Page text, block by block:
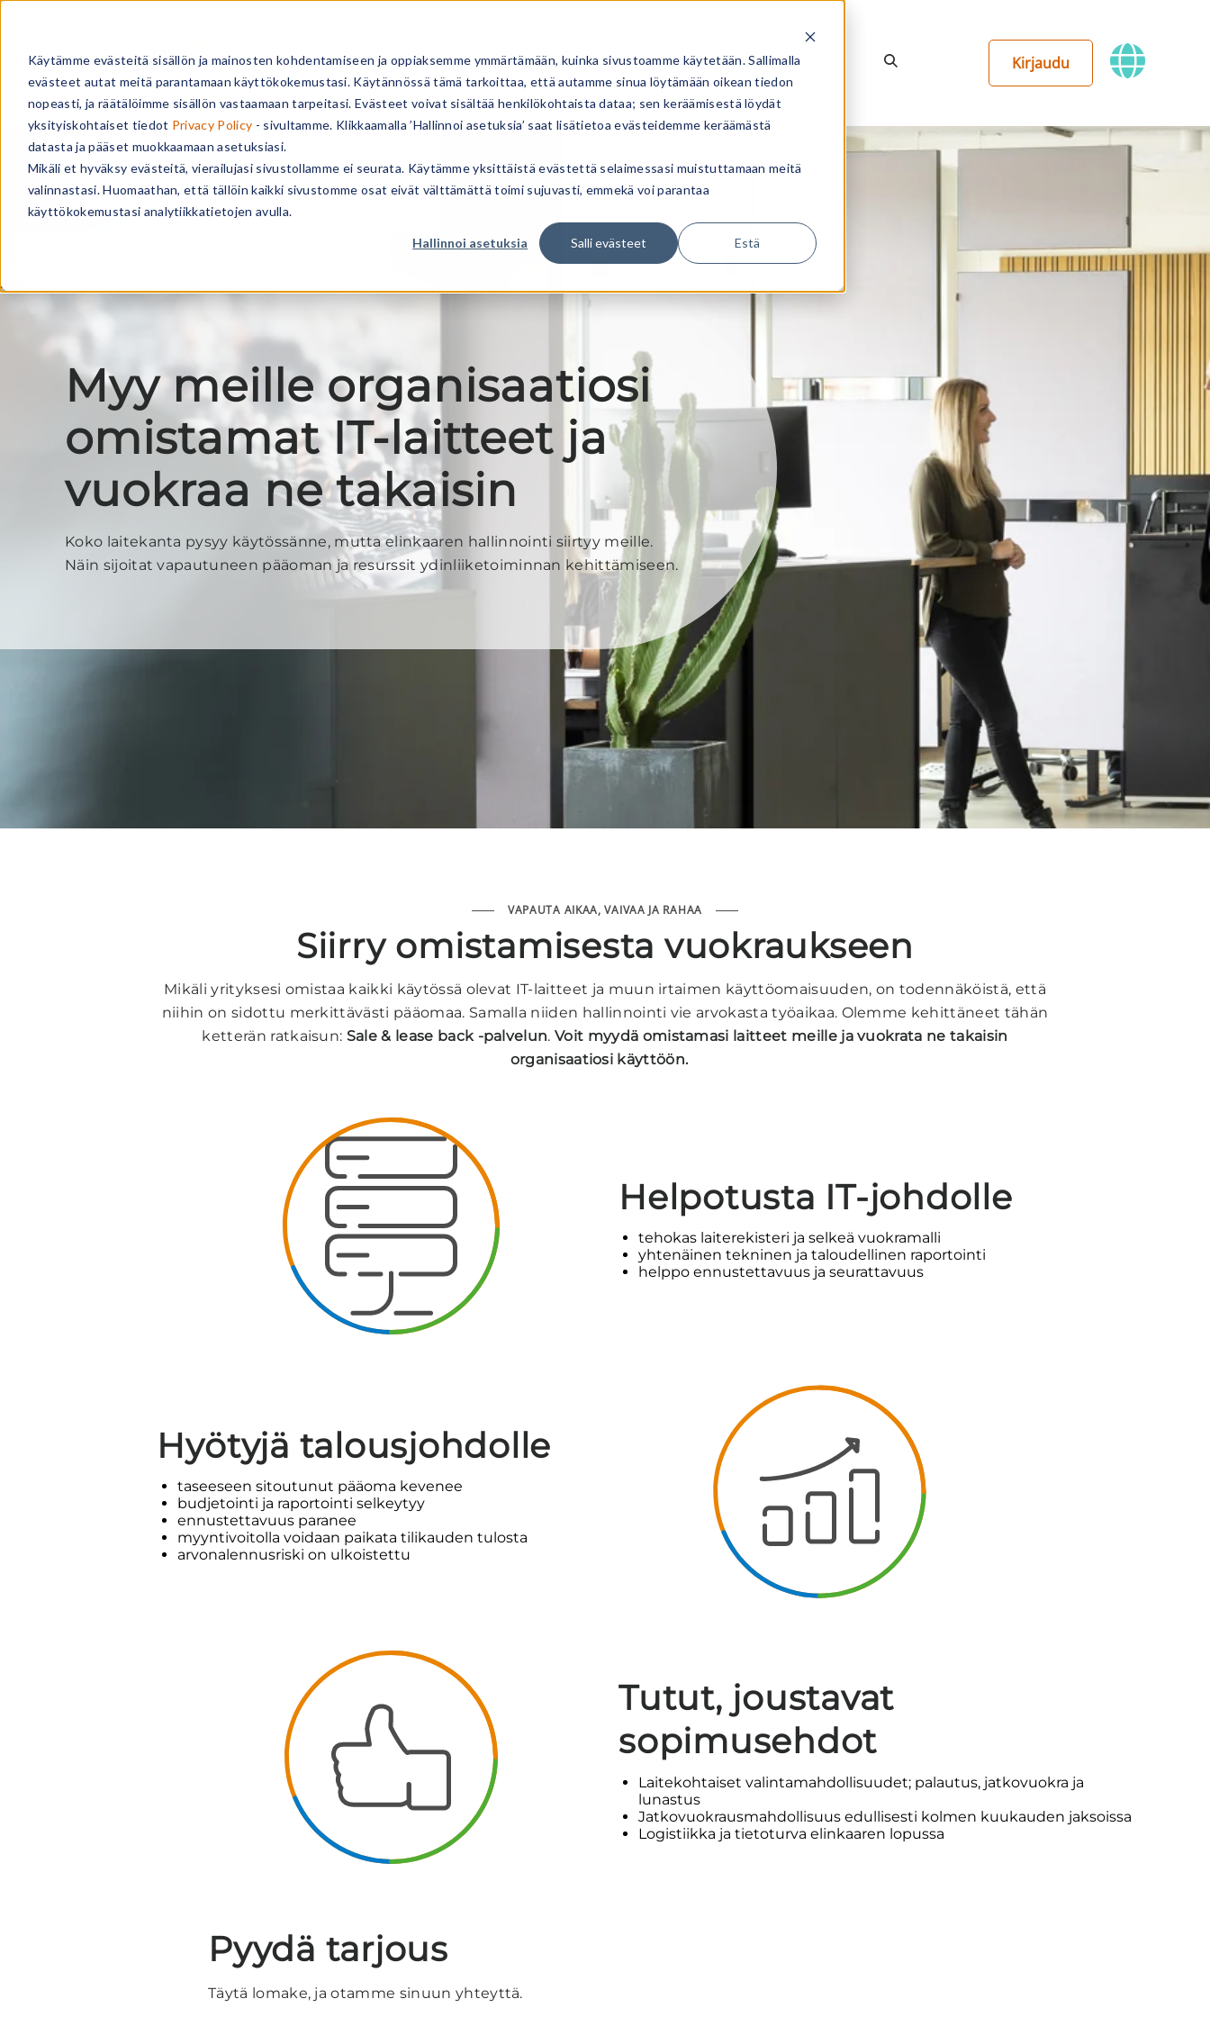
Käytämme evästeitä sisällön ja mainosten kohdentamiseen ja oppiaksemme ymmärtämään, kuinka sivustoamme käytetään. Sallimalla
evästeet autat meitä parantamaan käyttökokemustasi. Käytännössä tämä tarkoittaa, että autamme sinua löytämään oikean tiedon
nopeasti, ja räätälöimme sisällön vastaamaan tarpeitasi. Evästeet voivat sisältää henkilökohtaista dataa; sen keräämisestä löydät
yksityiskohtaiset tiedot Privacy Policy - sivultamme. Klikkaamalla ’Hallinnoi asetuksia’ saat lisätietoa evästeidemme keräämästä
datasta ja pääset muokkaamaan asetuksiasi.
Mikäli et hyväksy evästeitä, vierailujasi sivustollamme ei seurata. Käytämme yksittäistä evästettä selaimessasi muistuttamaan meitä
valinnastasi. Huomaathan, että tällöin kaikki sivustomme osat eivät välttämättä toimi sujuvasti, emmekä voi parantaa
käyttökokemustasi analytiikkatietojen avulla.
Hallinnoi asetuksia Salli evästeet Estä
RATKAISUT IDEAT MEISTÄ URA KANAVAKUMPPANIT YHTEYSTIEDOT Kirjaudu
Myy meille organisaatiosi
omistamat IT-laitteet ja
vuokraa ne takaisin
Koko laitekanta pysyy käytössänne, mutta elinkaaren hallinnointi siirtyy meille.
Näin sijoitat vapautuneen pääoman ja resurssit ydinliiketoiminnan kehittämiseen.
VAPAUTA AIKAA, VAIVAA JA RAHAA
Siirry omistamisesta vuokraukseen
Mikäli yrityksesi omistaa kaikki käytössä olevat IT-laitteet ja muun irtaimen käyttöomaisuuden, on todennäköistä, että
niihin on sidottu merkittävästi pääomaa. Samalla niiden hallinnointi vie arvokasta työaikaa. Olemme kehittäneet tähän
ketterän ratkaisun: Sale & lease back -palvelun.Voit myydä omistamasi laitteet meille ja vuokrata ne takaisin
organisaatiosi käyttöön.
Helpotusta IT-johdolle
tehokas laiterekisteri ja selkeä vuokramalli
yhtenäinen tekninen ja taloudellinen raportointi
helppo ennustettavuus ja seurattavuus
Hyötyjä talousjohdolle
taseeseen sitoutunut pääoma kevenee
budjetointi ja raportointi selkeytyy
ennustettavuus paranee
myyntivoitolla voidaan paikata tilikauden tulosta
arvonalennusriski on ulkoistettu
Tutut, joustavat
sopimusehdot
Laitekohtaiset valintamahdollisuudet; palautus, jatkovuokra ja
lunastus
Jatkovuokrausmahdollisuus edullisesti kolmen kuukauden jaksoissa
Logistiikka ja tietoturva elinkaaren lopussa
Pyydä tarjous
Täytä lomake, ja otamme sinuun yhteyttä.